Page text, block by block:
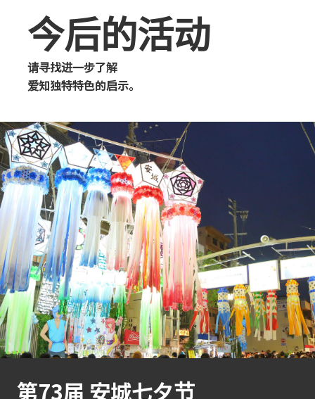
今后的活动
请寻找进一步了解
爱知独特特色的启示。
第73届 安城七夕节